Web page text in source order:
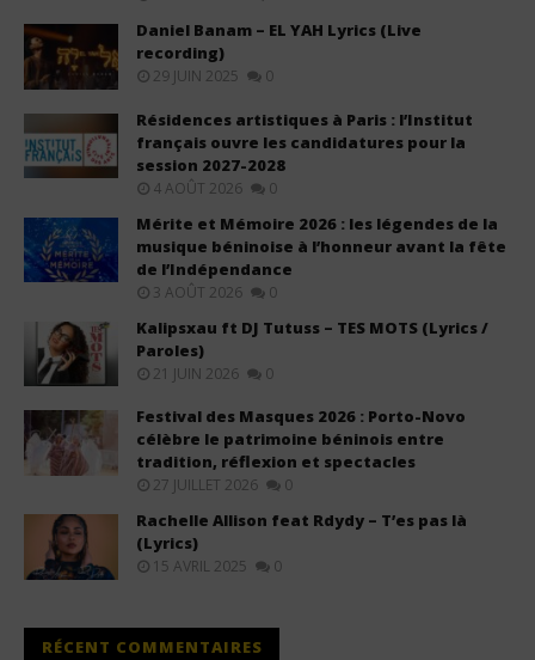
Daniel Banam – EL YAH Lyrics (Live
recording)
29 JUIN 2025 0
Résidences artistiques à Paris : l’Institut
français ouvre les candidatures pour la
session 2027-2028
4 AOÛT 2026 0
Mérite et Mémoire 2026 : les légendes de la
musique béninoise à l’honneur avant la fête
de l’Indépendance
3 AOÛT 2026 0
Kalipsxau ft DJ Tutuss – TES MOTS (Lyrics /
Paroles)
21 JUIN 2026 0
Festival des Masques 2026 : Porto-Novo
célèbre le patrimoine béninois entre
tradition, réflexion et spectacles
27 JUILLET 2026 0
Rachelle Allison feat Rdydy – T’es pas là
(Lyrics)
15 AVRIL 2025 0
RÉCENT COMMENTAIRES